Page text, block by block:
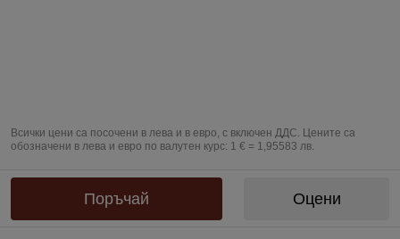
Поръчай Оцени
Всички цени са посочени в лева и в евро, с включен ДДС. Цените са
обозначени в лева и евро по валутен курс: 1 € = 1,95583 лв.
Предоставяне на информация по чл. 55б, ал. 5 от Закона за въвеждане
на еврото в Република България от „БЕРЬОЗКА БЪЛГАРИЯ“ ЕООД от